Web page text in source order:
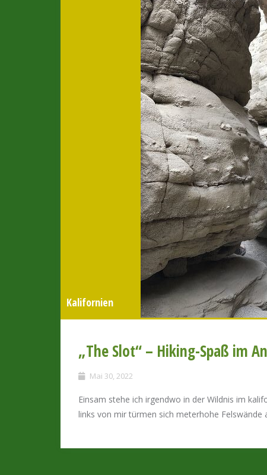
Kalifornien
„The Slot“ – Hiking-Spaß im
Mai 30, 2022
Einsam stehe ich irgendwo in der Wildnis im
links von mir türmen sich meterhohe